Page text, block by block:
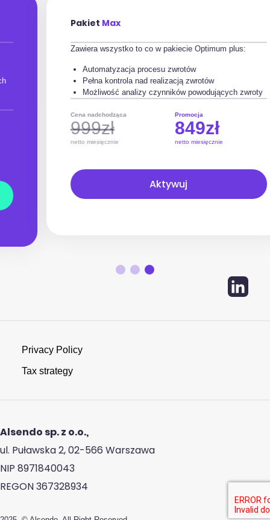
PakietMax
Zawiera wszystko to co w pakiecie Optimum plus:
Automatyzacja procesu zwrotów
Pełna kontrola nad realizacją zwrotów
Możliwość analizy czynników powodujących zwroty
Cena nadchodząca
999zł
netto miesięcznie
Promocja
849zł
netto miesięcznie
Aktywuj
Privacy Policy
Tax strategy
Alsendo sp. z o.o.,
ul. Puławska 2, 02-566 Warszawa
NIP 8971840043
REGON 367328934